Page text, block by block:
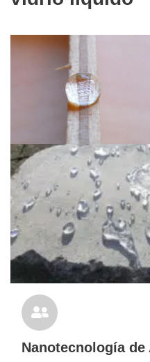
Nanotecnología de